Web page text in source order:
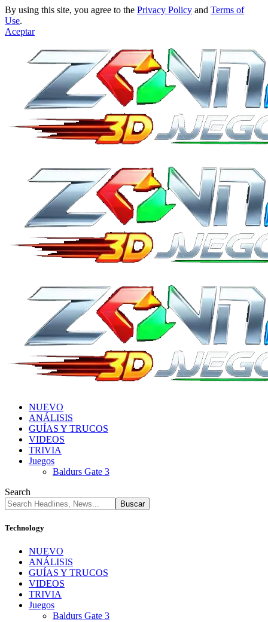
By using this site, you agree to the Privacy Policy and Terms of
Use.
Aceptar
NUEVO
ANÁLISIS
GUÍAS Y TRUCOS
VIDEOS
TRIVIA
Juegos
Baldurs Gate 3
Search
Technology
NUEVO
ANÁLISIS
GUÍAS Y TRUCOS
VIDEOS
TRIVIA
Juegos
Baldurs Gate 3